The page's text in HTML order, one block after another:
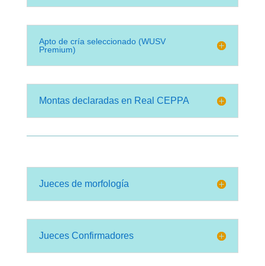
Apto de cría seleccionado (WUSV
Premium)
Montas declaradas en Real CEPPA
Jueces de morfología
Jueces Confirmadores